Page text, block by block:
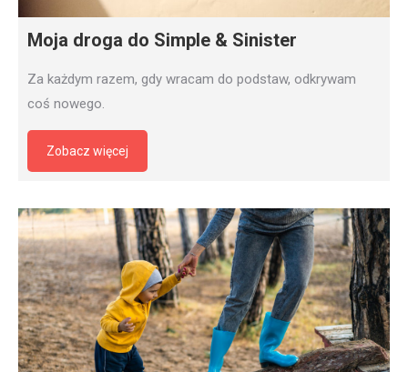
Moja droga do Simple & Sinister
Za każdym razem, gdy wracam do podstaw, odkrywam
coś nowego.
Zobacz więcej